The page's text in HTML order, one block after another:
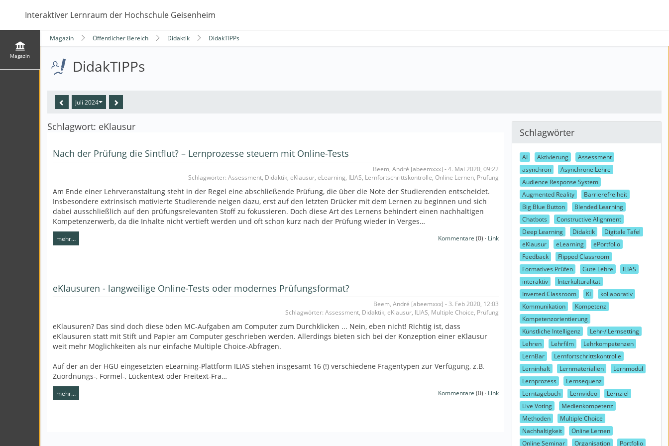
Interaktiver Lernraum der Hochschule Geisenheim
Magazin
Magazin Öffentlicher Bereich Didaktik DidakTIPPs
DidakTIPPs
Juli 2024
Schlagwort: eKlausur
Nach der Prüfung die Sintflut? – Lernprozesse steuern mit Online-Tests
Beem, André [abeemxxx] - 4. Mai 2020, 09:22
Schlagwörter: Assessment, Didaktik, eKlausur, eLearning, ILIAS, Lernfortschrittskontrolle, Online Lernen, Prüfung
Am Ende einer Lehrveranstaltung steht in der Regel eine abschließende Prüfung, die über die Note der Studierenden entscheidet.
Insbesondere extrinsisch motivierte Studierende neigen dazu, erst auf den letzten Drücker mit dem Lernen zu beginnen und sich
dabei ausschließlich auf den prüfungsrelevanten Stoff zu fokussieren. Doch diese Art des Lernens behindert einen nachhaltigen
Kompetenzerwerb, da die Inhalte nicht vertieft werden und oft schon kurz nach der Prüfung wieder in Verges…
mehr… Kommentare (0) · Link
eKlausuren - langweilige Online-Tests oder modernes Prüfungsformat?
Beem, André [abeemxxx] - 3. Feb 2020, 12:03
Schlagwörter: Assessment, Didaktik, eKlausur, ILIAS, Multiple Choice, Prüfung
eKlausuren? Das sind doch diese öden MC-Aufgaben am Computer zum Durchklicken ... Nein, eben nicht! Richtig ist, dass
eKlausuren statt mit Stift und Papier am Computer geschrieben werden. Allerdings bieten sich bei der Konzeption einer eKlausur
weit mehr Möglichkeiten als nur einfache Multiple Choice-Abfragen.
Auf der an der HGU eingesetzten eLearning-Plattform ILIAS stehen insgesamt 16 (!) verschiedene Fragentypen zur Verfügung, z.B.
Zuordnungs-, Formel-, Lückentext oder Freitext-Fra…
mehr… Kommentare (0) · Link
Schlagwörter
AI Aktivierung
Assessment
asynchron
Asynchrone Lehre
Audience Response System
Augmented Reality
Barrierefreiheit
Big Blue Button
Blended Learning
Chatbots
Constructive Alignment
Deep Learning
Didaktik
Digitale Tafel
eKlausur
eLearning
ePortfolio
Feedback
Flipped Classroom
Formatives Prüfen
Gute Lehre
ILIAS
interaktiv
Interkulturalität
Inverted Classroom
KI
kollaborativ
Kommunikation
Kompetenz
Kompetenzorientierung
Künstliche Intelligenz
Lehr-/ Lernsetting
Lehren
Lehrfilm
Lehrkompetenzen
LernBar
Lernfortschrittskontrolle
Lerninhalt
Lernmaterialien
Lernmodul
Lernprozess
Lernsequenz
Lerntagebuch
Lernvideo
Lernziel
Live Voting
Medienkompetenz
Methoden
Multiple Choice
Nachhaltigkeit
Online Lernen
Online Seminar
Organisation Portfolio